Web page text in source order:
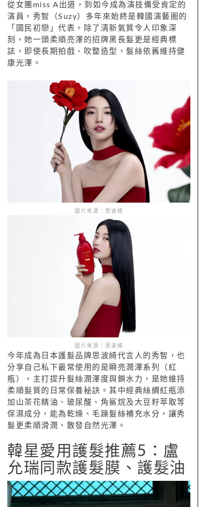
從女團miss A出道，到如今成為演技備受肯定的
演員，秀智（Suzy）多年來始終是韓國演藝圈的
「國民初戀」代表。除了清新氣質令人印象深
刻，她一頭柔順亮澤的招牌黑長髮更是經典標
誌，即使長期拍戲、吹整造型，髮絲依舊維持健
康光澤。
圖片來源：思波綺
圖片來源：思波綺
今年成為日本護髮品牌思波綺代言人的秀智，也
分享自己私下最常使用的是瞬亮潤澤系列（紅
瓶），主打提升髮絲潤澤度與鎖水力，是她維持
柔順髮質的日常保養秘訣。其中經典絲綢紅瓶添
加山茶花精油、玻尿酸、角鯊烷及大豆籽萃取等
保濕成分，能為乾燥、毛躁髮絲補充水分，讓秀
髮更柔順滑潤、散發自然光澤。
韓星愛用護髮推薦5：盧
允瑞同款護髮膜、護髮油